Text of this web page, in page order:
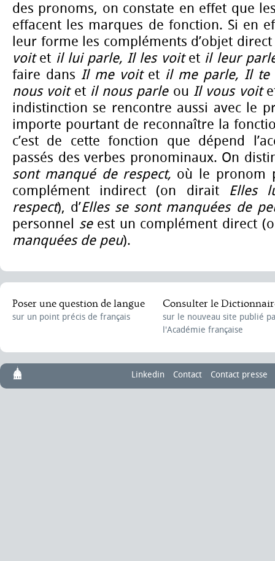
des pronoms, on constate en effet que
effacent les marques de fonction. Si en
leur forme les compléments d’objet
voitet il lui parle, Il les voitet il leur
faire dans Il me voit et il me parle, Il
nous voit et il nous parleou Il vous voit
indistinction se rencontre aussi avec le
importe pourtant de reconnaître la
c’est de cette fonction que dépend
passés des verbes pronominaux. On
sont manqué de respect, où le pronom
complément indirect (on dirait Elles
respect), d’Elles se sont manquées de
personnel seest un complément direct
manquées de peu).
Poser une question de langue
sur un point précis de français
Consulter le
sur le nouveau site publié
l'Académie française
Linkedin Contact Contact presse